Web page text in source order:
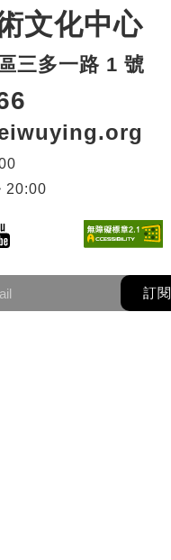
文化中心
三多一路 1 號
20:00
)另開新視窗)
另開新視窗)
訂閱